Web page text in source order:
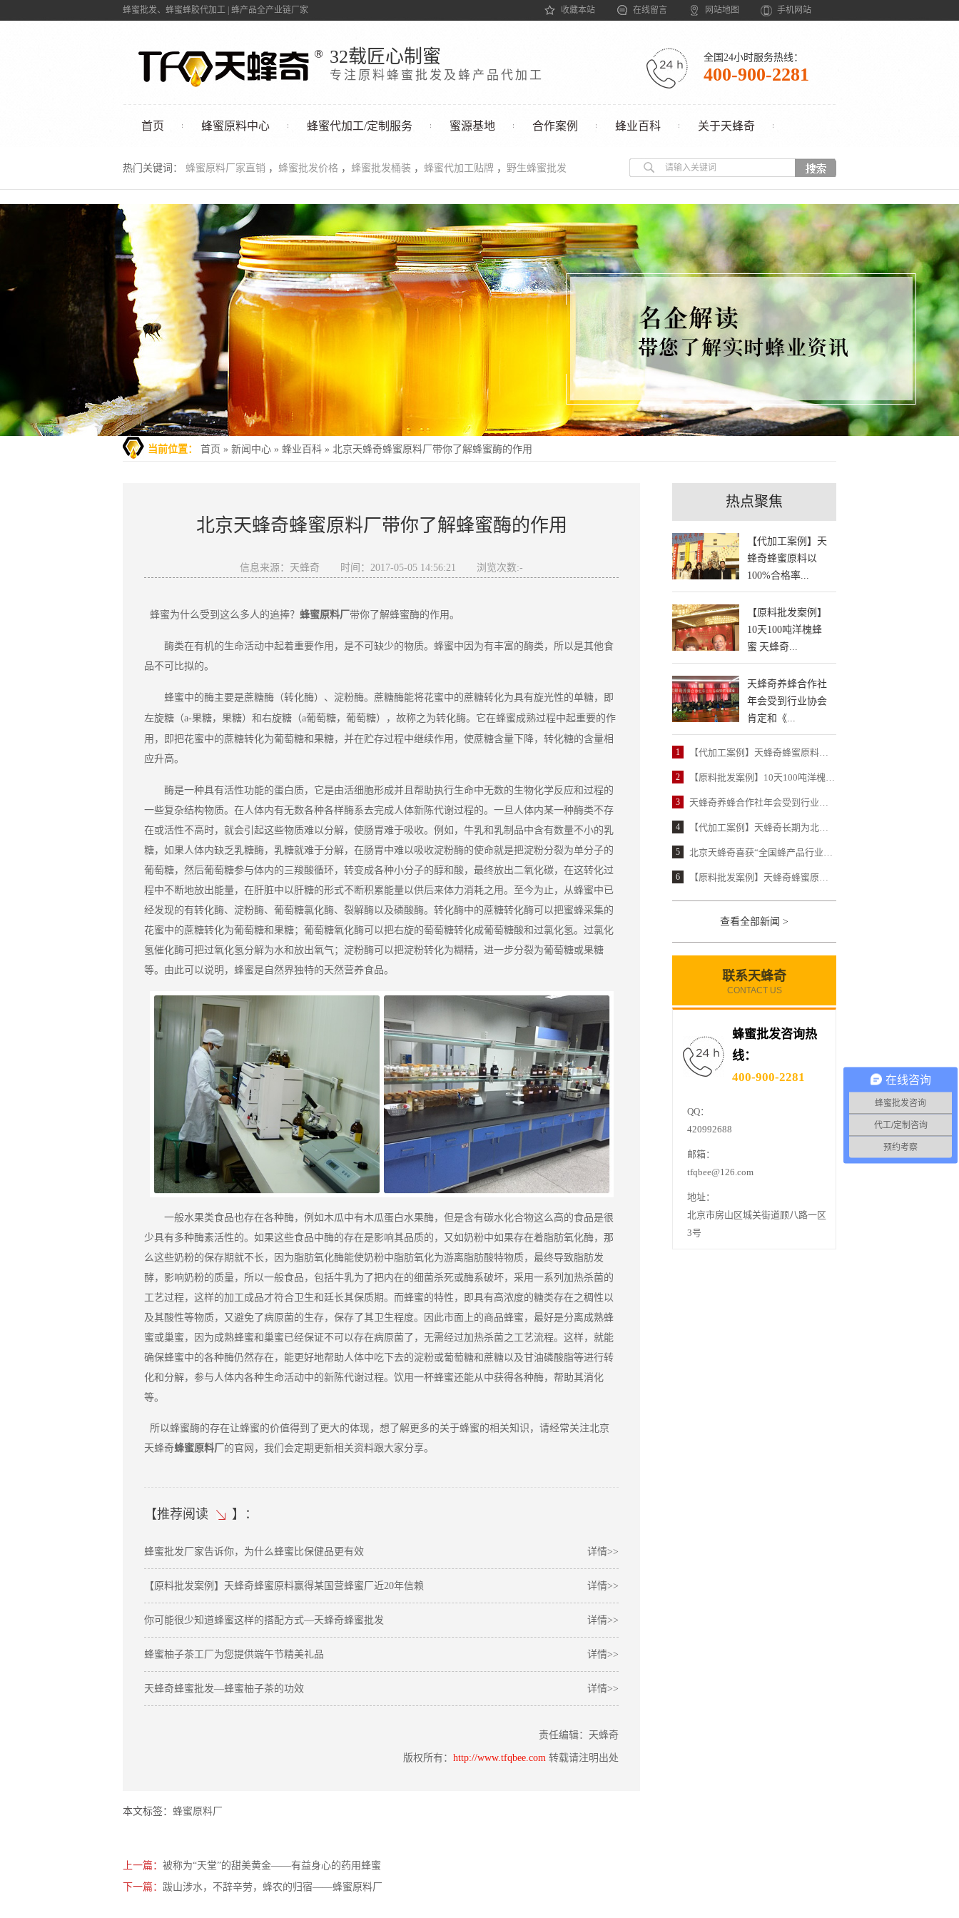
收藏本站 在线留言 网站地图 手机网站
蜂蜜批发、蜂蜜蜂胶代加工 | 蜂产品全产业链厂家
32载匠心制蜜
专注原料蜂蜜批发及蜂产品代加工
全国24小时服务热线：
400-900-2281
首页 蜂蜜原料中心 蜂蜜代加工/定制服务 蜜源基地 合作案例 蜂业百科 关于天蜂奇
联系我们
热门关键词： 蜂蜜原料厂家直销 ， 蜂蜜批发价格 ， 蜂蜜批发桶装 ， 蜂蜜代加工贴牌 ， 野生蜂蜜批发
当前位置： 首页 » 新闻中心 » 蜂业百科 » 北京天蜂奇蜂蜜原料厂带你了解蜂蜜酶的作用
北京天蜂奇蜂蜜原料厂带你了解蜂蜜酶的作用
信息来源：天蜂奇 时间：2017-05-05 14:56:21 浏览次数:-
蜂蜜为什么受到这么多人的追捧？ 蜂蜜原料厂 带你了解蜂蜜酶的作用。
酶类在有机的生命活动中起着重要作用，是不可缺少的物质。蜂蜜中因为有丰富的酶类，所以是其他食
品不可比拟的。
蜂蜜中的酶主要是蔗糖酶（转化酶） 、 淀粉酶。 蔗糖酶能将花蜜中的蔗糖转化为具有旋光性 的单糖，
即
左旋糖（a-果糖，果糖） 和右旋糖（a葡萄糖， 葡萄糖） ， 故称之为转化酶。它在蜂蜜成熟过程中起重要的作
用，即把花蜜中的蔗糖转化为葡萄糖和果糖，并在贮存过程中继续作用，使蔗糖含量下降，转化糖的含量相
应升高。
酶是一种具有活性功能的蛋白质，它是由活细胞形成并且帮助执行生命中无数的生物化学反应和过程的
一些复杂结构物质。在人体内有无数各种各样酶系去完成人体新陈代谢过程的。一旦人体内某一种酶类不存
在或活性不高时，就会引起这些物质难以分解，使肠胃难于吸收。例如，牛乳和乳制品中含有数量不小的乳
糖，如果人体内缺乏乳糖酶，乳糖就难于分解，在肠胃中难以吸收淀粉酶的使命就是把淀粉分裂为单分子的
葡萄糖，然后葡萄糖参与体内的三羧酸循环，转变成各种小分子的醇和酸，最终放出二氧化碳，在这转化过
程中不断地放出能量，在肝脏中以肝糖的形式不断积累能量以供后来体力消耗之用。至今为止，从蜂蜜中已
经发现的有转化酶、淀粉酶、葡萄糖氯化酶、裂解酶以及磷酸酶。转化酶中的蔗糖转化酶可以把蜜蜂采集的
花蜜中的蔗糖转化为葡萄糖和果糖；葡萄糖氧化酶可以把右旋的萄萄糖转化成葡萄糖酸和过氯化氢。过氯化
氢催化酶可把过氧化氢分解为水和放出氧气；淀粉酶可以把淀粉转化为糊精，进一步分裂为葡萄糖或果糖
等。由此可以说明，蜂蜜是自然界独特的天然营养食品。
一般水果类食品也存在各种酶，例如木瓜中有木瓜蛋白水果酶，但是含有碳水化合物这么高的食品是很
少具有多种酶素活性的。如果这些食品中酶的存在是影响其品质的，又如奶粉中如果存在着脂肪氧化酶，那
么这些奶粉的保存期就不长，因为脂肪氧化酶能使奶粉中脂肪氧化为游离脂肪酸特物质，最终导致脂肪发
酵，影响奶粉的质量，所以一般食品，包括牛乳为了把内在的细菌杀死或酶系破坏，采用一系列加热杀菌的
工艺过程，这样的加工成品才符合卫生和廷长其保质期。而蜂蜜的特性，即具有高浓度的糖类存在之稠性以
及其酸性等物质，又避免了病原菌的生存，保存了其卫生程度。因此市面上的商品蜂蜜，最好是分离成熟蜂
蜜或巢蜜，因为成熟蜂蜜和巢蜜已经保证不可以存在病原菌了，无需经过加热杀菌之工艺流程。这样，就能
确保蜂蜜中的各种酶仍然存在，能更好地帮助人体中吃下去的淀粉或葡萄糖和蔗糖以及甘油磷酸脂等进行转
化和分解，参与人体内各种生命活动中的新陈代谢过程。饮用一杯蜂蜜还能从中获得各种酶，帮助其消化
等。
所以蜂蜜酶的存在让蜂蜜的价值得到了 更大的体现，想了解更多的关于蜂蜜的相关知识， 请经常关注北京
天蜂奇蜂蜜原料厂 的官网，我们会定期更新相关资料跟大家分享。
【推荐阅读 】：
详情>>
蜂蜜批发厂家告诉你，为什么蜂蜜比保健品更有效
详情>>
【原料批发案例】天蜂奇蜂蜜原料赢得某国营蜂蜜厂近20年信赖
详情>>
你可能很少知道蜂蜜这样的搭配方式—天蜂奇蜂蜜批发
详情>>
蜂蜜柚子茶工厂为您提供端午节精美礼品
详情>>
天蜂奇蜂蜜批发—蜂蜜柚子茶的功效
责任编辑：天蜂奇
版权所有： http://www.tfqbee.com 转载请注明出处
本文标签： 蜂蜜原料厂
上一篇： 被称为“天堂”的甜美黄金——有益身心的药用蜂蜜
下一篇： 跋山涉水，不辞辛劳，蜂农的归宿——蜂蜜原料厂
热点聚焦
【代加工案例】天
蜂奇蜂蜜原料以
100%合格率...
【原料批发案例】
10天100吨洋槐蜂
蜜 天蜂奇...
天蜂奇养蜂合作社
年会受到行业协会
肯定和《...
1 【代加工案例】天蜂奇蜂蜜原料以100%合格率获得北京某保健品公司高度认可
2 【原料批发案例】10天100吨洋槐蜂蜜 天蜂奇让北京某大型民营蜂蜜厂惊喜不已
3 天蜂奇养蜂合作社年会受到行业协会肯定和《中国蜂产品》报道
4 【代加工案例】天蜂奇长期为北京某民营老牌蜂蜜厂提供蜂蜜柚子茶代加工
5 北京天蜂奇喜获“全国蜂产品行业龙头企业”荣誉
6 【原料批发案例】天蜂奇蜂蜜原料赢得某国营蜂蜜厂近20年信赖
查看全部新闻 >
联系天蜂奇
CONTACT US
蜂蜜批发咨询热
线：
400-900-2281
QQ：
420992688
邮箱：
tfqbee@126.com
地址：
北京市房山区城关街道顾八路一区
3号
在线咨询
蜂蜜批发咨询
代工/定制咨询
预约考察